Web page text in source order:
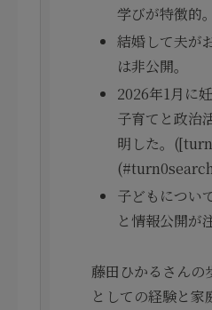
学びが特徴的。
結婚して夫が
は非公開。
2026年1月に
子育てと政治
明した。
子どもについ
と情報公開が
藤田ひかるさんの
としての経験と家